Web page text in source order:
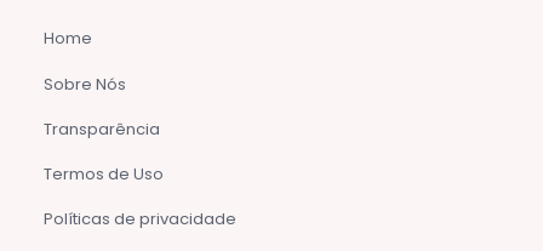
Home
Sobre Nós
Transparência
Termos de Uso
Políticas de privacidade